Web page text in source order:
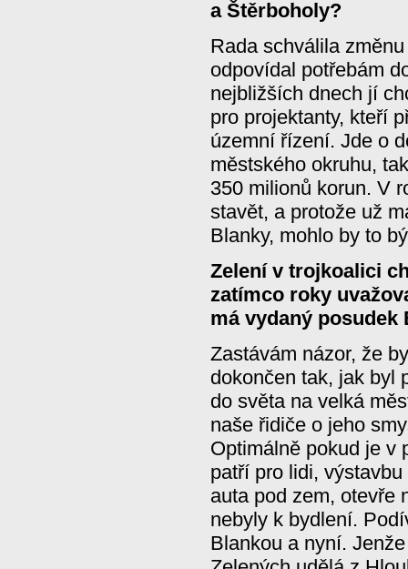
a Štěrboholy?
Rada schválila
odpovídal potřebám
nejbližších dnech jí
pro projektanty, kteří
územní řízení. Jde o
městského okruhu,
350 milionů korun. V
stavět, a protože už
Blanky, mohlo by to
Zelení v trojkoalici
zatímco roky
má vydaný posudek
Zastávám názor, že
dokončen tak, jak byl
do světa na velká
naše řidiče o jeho
Optimálně pokud je v
patří pro lidi,
auta pod zem, otevře
nebyly k bydlení.
Blankou a nyní.